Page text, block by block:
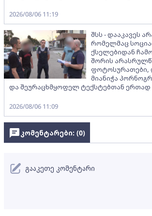
2026/08/06 11:19
შსს - დააკავეს
რომელმაც
ქსელებიდან
შორის
ფოტოსურათები,
მიანიჭა
და შეურაცხმყოფელ ტექსტებთან ერთად
2026/08/06 11:09
კომენტარები: (0)
გააკეთე კომენტარი